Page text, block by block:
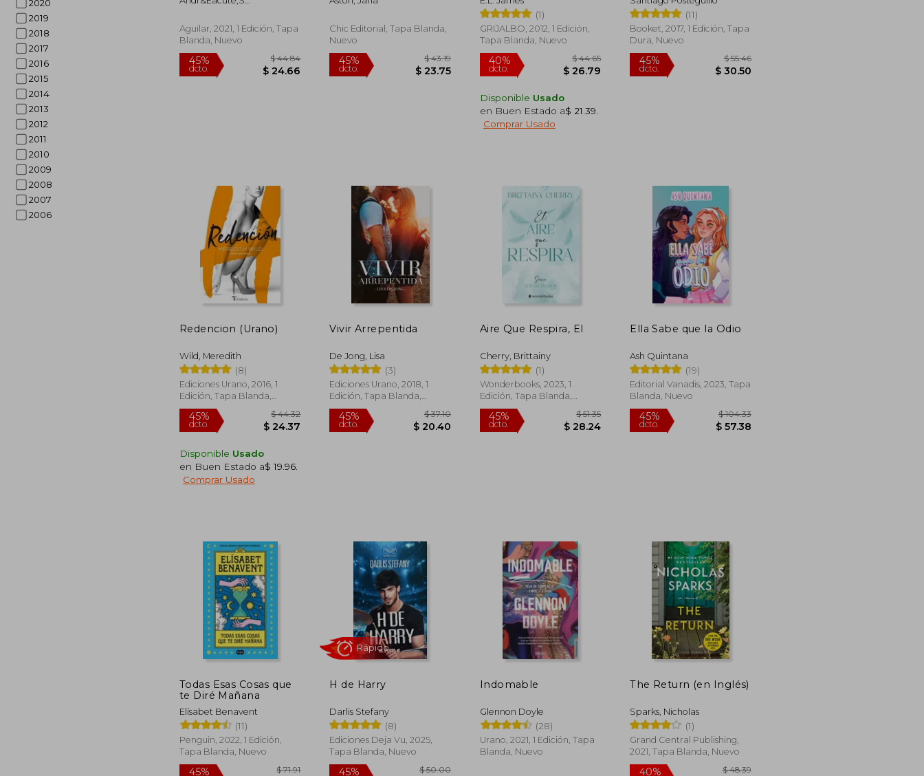
2020
2019
2018
2017
2016
2015
2014
2013
2012
2011
2010
2009
2008
2007
2006
Aguilar, 2021, 1 Edición, Tapa
Blanda, Nuevo
45%
dcto.
Chic Editorial, Tapa Blanda,
Nuevo
45%
dcto.
(1)
GRIJALBO, 2012, 1 Edición,
Tapa Blanda, Nuevo
40%
dcto.
$ 44.65
$ 26.79
Disponible Usado
en Buen Estado a$ 21.39
Comprar Usado
(11)
Booket, 2017, 1 Edición, Tapa
Dura, Nuevo
45%
dcto.
Redencion (Urano)
Wild, Meredith
(8)
Ediciones Urano, 2016, 1
Edición, Tapa Blanda,
Nuevo
45%
dcto.
$ 44.32
$ 24.37
Disponible Usado
en Buen Estado a$ 19.96
Comprar Usado
Vivir Arrepentida
De Jong, Lisa
(3)
Ediciones Urano, 2018, 1
Edición, Tapa Blanda,
Nuevo
45%
dcto.
Aire Que Respira, El
Cherry, Brittainy
(1)
Wonderbooks, 2023, 1
Edición, Tapa Blanda,
Nuevo
45%
dcto.
$ 51.35
$ 28.24
Ella Sabe que la Odio
Ash Quintana
(19)
Editorial Vanadis, 2023, Tapa
Blanda, Nuevo
45%
dcto.
Todas Esas Cosas que
te Diré Mañana
Elísabet Benavent
(11)
Penguin, 2022, 1 Edición,
Tapa Blanda, Nuevo
H de Harry
Darlis Stefany
(8)
Ediciones Deja Vu, 2025,
Tapa Blanda, Nuevo
Indomable
Glennon Doyle
(28)
Urano, 2021, 1 Edición, Tapa
Blanda, Nuevo
The Return (en Inglés)
Sparks, Nicholas
(1)
Grand Central Publishing,
2021, Tapa Blanda, Nuevo